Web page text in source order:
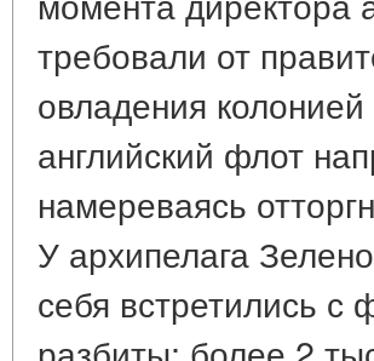
требовали от
овладения
английский флот
намереваясь
У архипелага
себя встретились с